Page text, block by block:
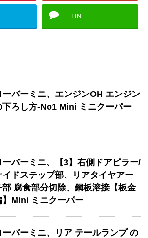
LINE
ーバーミニ、エンジンOH エンジン
下ろし方-No1 Mini ミニクーパー
ーバーミニ、【3】右側ドアピラー/
イドステップ部、リアタイヤアー
部 腐食部分切除、鋼板溶接【板金
】Mini ミニクーパー
ーバーミニ、リア テールランプ の